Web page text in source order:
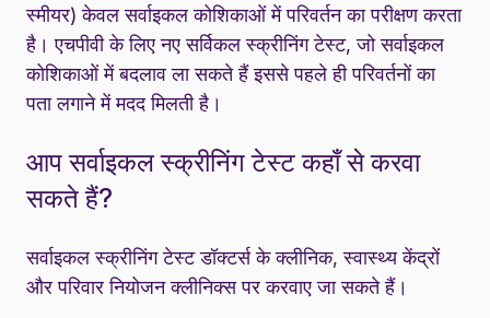
स्मीयर) केवल सर्वाइकल कोशिकाओं में परिवर्तन का परीक्षण करता
है। एचपीवी के लिए नए सर्विकल स्क्रीनिंग टेस्ट, जो सर्वाइकल
कोशिकाओं में बदलाव ला सकते हैं इससे पहले ही परिवर्तनों का
पता लगाने में मदद मिलती है।
आप सर्वाइकल स्क्रीनिंग टेस्ट कहाँ से करवा
सकते हैं?
सर्वाइकल स्क्रीनिंग टेस्ट डॉक्टर्स के क्लीनिक, स्वास्थ्य केंद्रों
और परिवार नियोजन क्लीनिक्स पर करवाए जा सकते हैं।